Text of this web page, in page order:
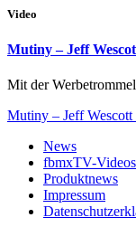
Video
Mutiny – Jeff
Mit der
Mutiny – Jeff
News
fbmxTV-Videos
Produktnews
Impressum